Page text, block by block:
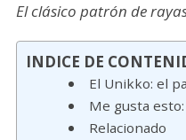
El clásico patrón de
INDICE DE
El Unikko: el
Me gusta esto:
Relacionado